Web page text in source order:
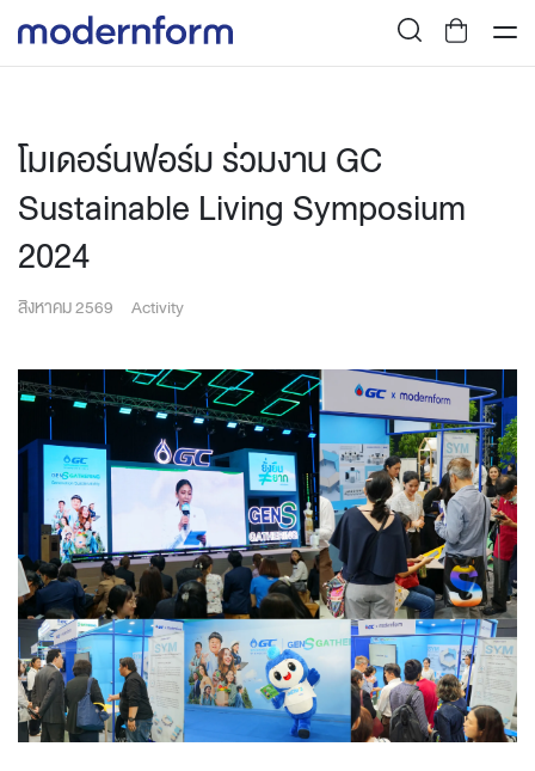
โมเดอร์นฟอร์ม ร่วมงาน GC
Sustainable Living Symposium
2024
สิงหาคม 2569 Activity